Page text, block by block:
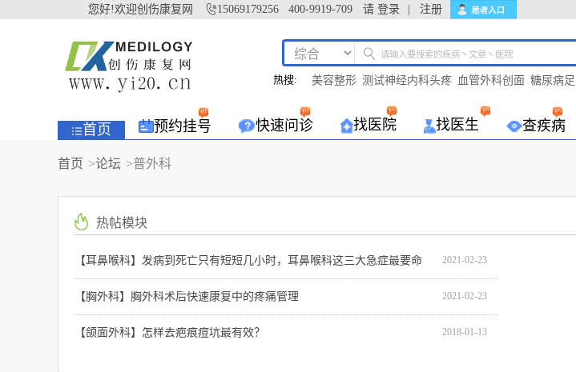
您好!欢迎创伤康复网 15069179256 400-9919-709 请 登录 注册
热搜: 美容整形 测试神经内科头疼 血管外科创面 糖尿病足
首页
预约挂号 快速问诊 找医院 找医生 查疾病
首页 >论坛 >普外科
热帖模块
【耳鼻喉科】发病到死亡只有短短几小时，耳鼻喉科这三大急症最要命 2021-02-23
【胸外科】胸外科术后快速康复中的疼痛管理 2021-02-23
【颌面外科】怎样去疤痕痘坑最有效？ 2018-01-13